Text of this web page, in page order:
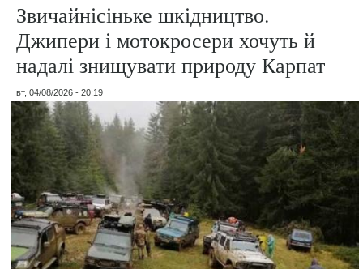
Звичайнісіньке шкідництво.
Джипери і мотокросери хочуть й
надалі знищувати природу Карпат
вт, 04/08/2026 - 20:19